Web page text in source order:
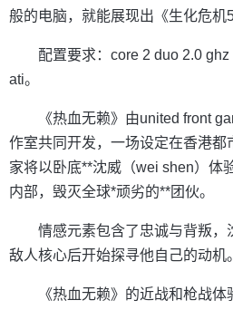
般的电脑，就能展现出《生化危机
配置要求：core 2 duo 2.0
ati。
《热血无赖》由united front
作室共同开发，一场设定在香港都
家将以卧底**沈威（wei shen）体
内部，毁灭全球*顽劣的**团伙。
情感元素包含了忠诚与背叛，
敌人核心后开始探寻他自己的动机。
《热血无赖》的近战和枪战